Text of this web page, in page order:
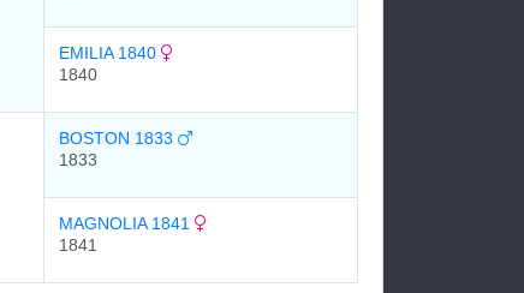
EMILIA 1840
1840
BOSTON 1833
1833
MAGNOLIA 1841
1841